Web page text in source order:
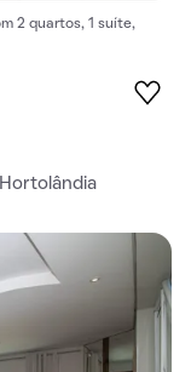
2 quartos, 1 suíte,
Hortolândia